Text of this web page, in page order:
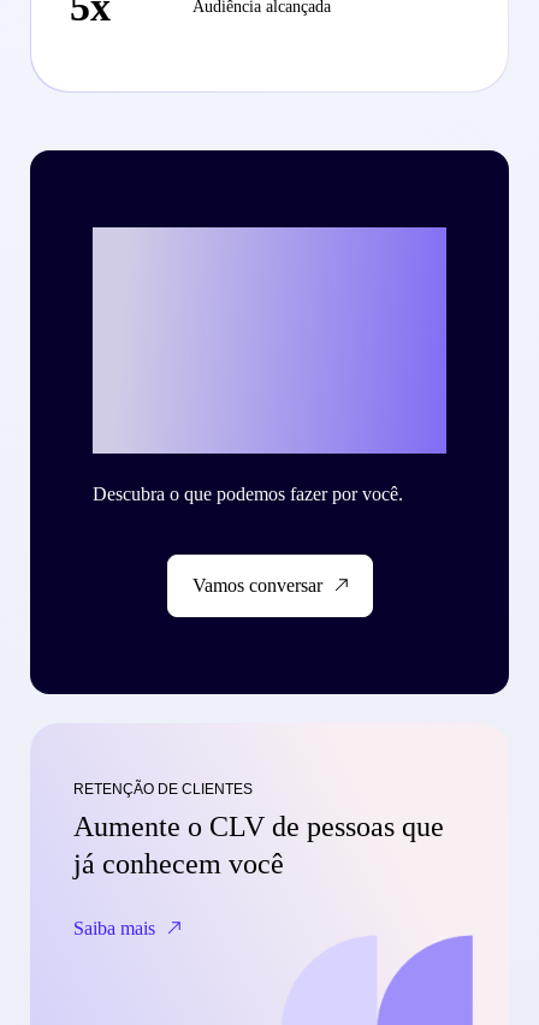
Audiência alcançada
Descubra o que podemos fazer por você.
Vamos conversar
RETENÇÃO DE CLIENTES
Aumente o CLV de pessoas que
já conhecem você
Saiba mais